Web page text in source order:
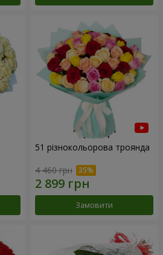
51 різнокольорова троянда
4 460 грн
Замовити